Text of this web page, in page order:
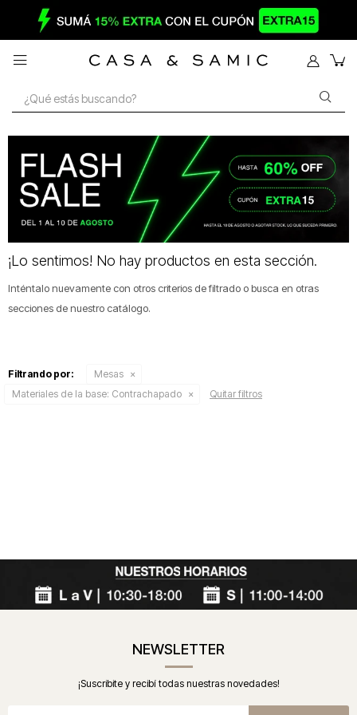

¡Lo sentimos! No hay productos en esta sección.
Inténtalo nuevamente con otros criterios de filtrado o busca en otras
secciones de nuestro catálogo.
Filtrando por:
Mesas
Materiales de la base: Contrachapado Quitar filtros
NEWSLETTER
¡Suscribite y recibí todas nuestras novedades!